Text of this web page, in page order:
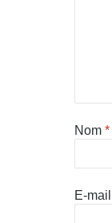
Nom *
E-mail